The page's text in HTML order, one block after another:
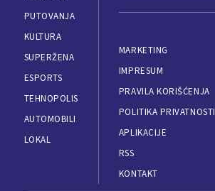
PUTOVANJA
KULTURA
SUPERŽENA
ESPORTS
TEHNOPOLIS
AUTOMOBILI
LOKAL
MARKETING
IMPRESUM
PRAVILA KORIŠĆENJA
POLITIKA PRIVATNOSTI
APLIKACIJE
RSS
KONTAKT